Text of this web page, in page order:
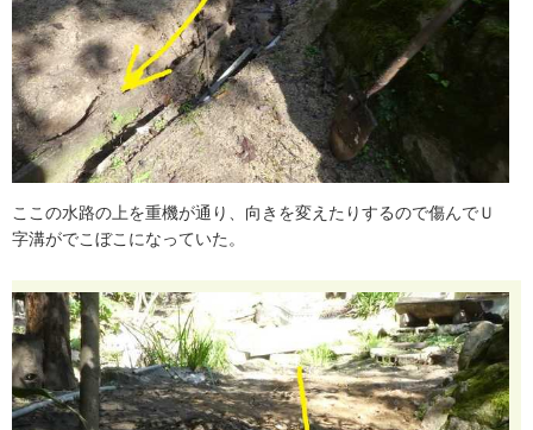
こ こ の水路の 上を重機が通 り 向 き を変え た りするので傷んでＵ
字溝がでこ ぼこ になっていた 。